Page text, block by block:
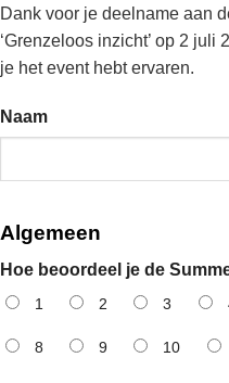
Dank voor je deelname aan
‘Grenzeloos inzicht’ op 2
je het event hebt ervaren.
Naam
Algemeen
Hoe beoordeel je de
1 2 3
8 9 10